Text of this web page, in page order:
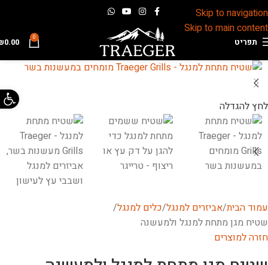
Skip to navigation
Skip to main content
תפריט 0
0.00
לחץ להגדלה
עמוד הבית אביזרים למנגל כלים למנגל
שטיח מגן מתחת למנגל ולמעשנה
חזרה למוצרים